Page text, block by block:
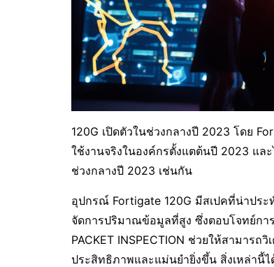
120G เปิดตัวในช่วงกลางปี 2023 โดย
ใช้งานจริงในองค์กรตั้งแตต้นปี 2023 แล
ช่วงกลางปี 2023 เช่นกัน
อุปกรณ์ Fortigate 120G มีสเปคที่น่าประ
จัดการปริมาณข้อมูลที่สูง ซึ่งตอบโจทย์กา
PACKET INSPECTION ช่วยให้สามาร
ประสิทธิภาพและแม่นยำยิ่งขึ้น สิ่งเหล่านี้